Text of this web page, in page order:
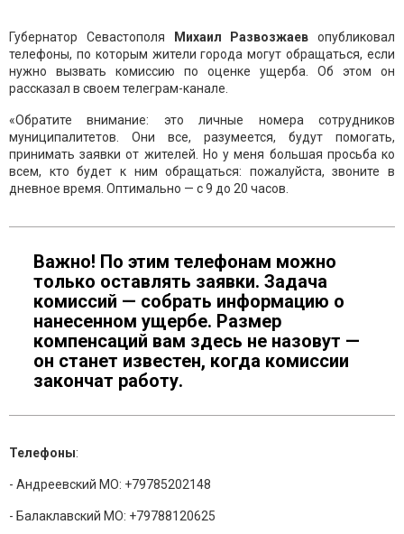
Губернатор Севастополя Михаил Развозжаев опубликовал
телефоны, по которым жители города могут обращаться, если
нужно вызвать комиссию по оценке ущерба. Об этом он
рассказал в своем телеграм-канале.
«Обратите внимание: это личные номера сотрудников
муниципалитетов. Они все, разумеется, будут помогать,
принимать заявки от жителей. Но у меня большая просьба ко
всем, кто будет к ним обращаться: пожалуйста, звоните в
дневное время. Оптимально — с 9 до 20 часов.
Важно! По этим телефонам можно
только оставлять заявки. Задача
комиссий — собрать информацию о
нанесенном ущербе. Размер
компенсаций вам здесь не назовут —
он станет известен, когда комиссии
закончат работу.
Телефоны:
- Андреевский МО: +79785202148
- Балаклавский МО: +79788120625